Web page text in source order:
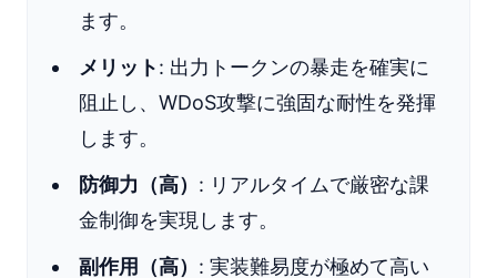
ます。
メリット: 出力トークンの暴走を確実に
阻止し、WDoS攻撃に強固な耐性を発揮
します。
防御力（高） : リアルタイムで厳密な課
金制御を実現します。
副作用（高） : 実装難易度が極めて高い